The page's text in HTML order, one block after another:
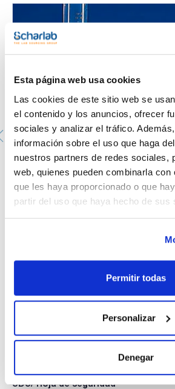
Esta página web usa cookies
Las cookies de este sitio web se
el contenido y los anuncios, ofrecer
sociales y analizar el tráfico.
información sobre el uso que haga
nuestros partners de redes sociales,
web, quienes pueden combinarla con
que les haya proporcionado o que
partir del uso que haya hecho de sus
Permitir todas
Personalizar
Denegar
pueden usar con líquidos a
Hidrorepelentes; ausencia total de
permanentes en relieve. Excelente
pentagonal.
APTO PARA PRODUCTOS ALIMENTICIOS.
Probeta graduada, forma alta, de
Capacidad (ml): 10. Graduación (ml):
0,2. Tolerancia (ml): +/- 0,2. Ø (mm):
139. Material: PMP (TPX®)
425-001570
Envase: x u.
Documentación técnica
TDS / Ficha técnica
descargas
COA
SDS/ Hoja de seguridad